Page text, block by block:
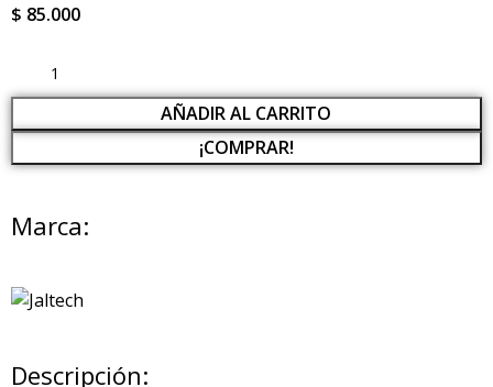
$ 85.000
AÑADIR AL CARRITO
¡COMPRAR!
Marca:
Descripción: